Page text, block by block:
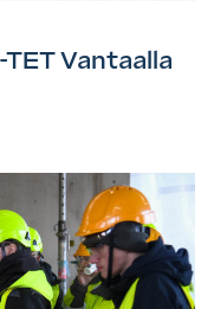
Vantaalla